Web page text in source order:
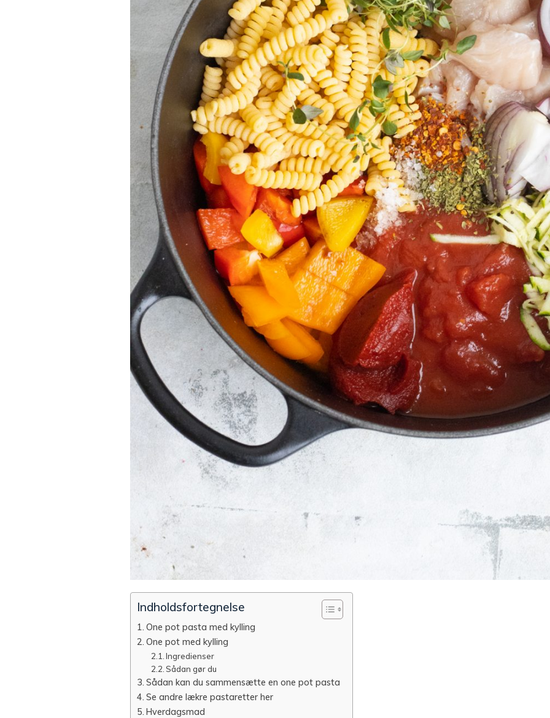
Indholdsfortegnelse
One pot pasta med kylling
One pot med kylling
Ingredienser
Sådan gør du
Sådan kan du sammensætte en one pot pasta
Se andre lækre pastaretter her
Hverdagsmad